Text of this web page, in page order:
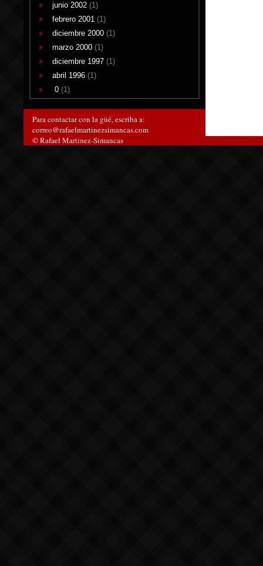
junio 2002 (1)
febrero 2001 (1)
diciembre 2000 (1)
marzo 2000 (1)
diciembre 1997 (1)
abril 1996 (1)
0 (1)
Para contactar con la güé, escriba a:
correo@rafaelmartinezsimancas.com
© Rafael Martinez-Simancas